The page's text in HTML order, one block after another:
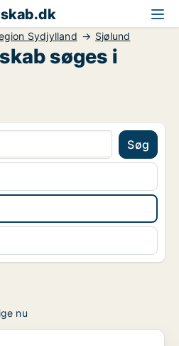
Sydjylland Sjølund
søges i
Søg
nu